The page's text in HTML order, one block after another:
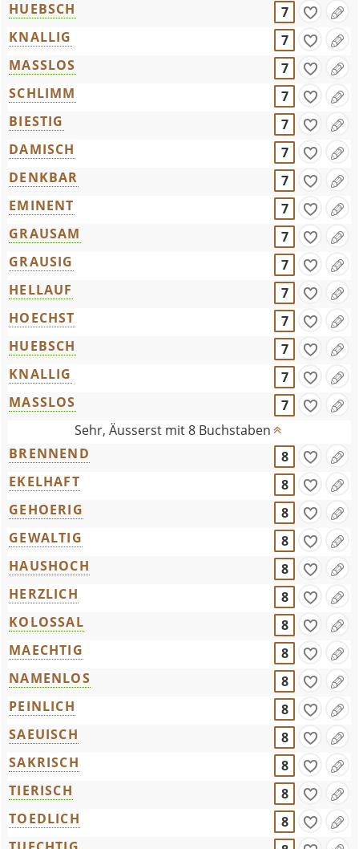
HUEBSCH
7
KNALLIG
7
MASSLOS
7
SCHLIMM
7
BIESTIG
7
DAMISCH
7
DENKBAR
7
EMINENT
7
GRAUSAM
7
GRAUSIG
7
HELLAUF
7
HOECHST
7
HUEBSCH
7
KNALLIG
7
MASSLOS
7
Sehr, Äusserst mit 8 Buchstaben
BRENNEND
8
EKELHAFT
8
GEHOERIG
8
GEWALTIG
8
HAUSHOCH
8
HERZLICH
8
KOLOSSAL
8
MAECHTIG
8
NAMENLOS
8
PEINLICH
8
SAEUISCH
8
SAKRISCH
8
TIERISCH
8
TOEDLICH
8